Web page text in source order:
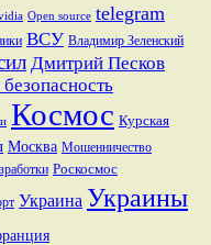
Open source telegram
ВСУ Владимир Зеленский
Дмитрий Песков
Космос Курская
Москва Мошенничество
Роскосмос
Украина Украины